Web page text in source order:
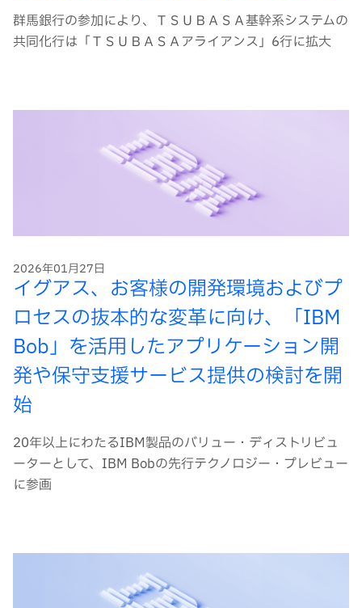
群馬銀行の参加により、ＴＳＵＢＡＳＡ基幹系システムの
共同化行は「ＴＳＵＢＡＳＡアライアンス」6行に拡大
2026年01月27日
イグアス、お客様の開発環境およびプ
ロセスの抜本的な変革に向け、「IBM
Bob」を活用したアプリケーション開
発や保守支援サービス提供の検討を開
始
20年以上にわたるIBM製品のバリュー・ディストリビュ
ーターとして、IBM Bobの先行テクノロジー・プレビュー
に参画